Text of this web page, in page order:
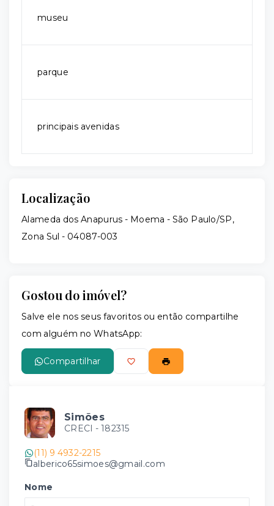
museu
parque
principais avenidas
Localização
Alameda dos Anapurus - Moema - São Paulo/SP,
Zona Sul - 04087-003
Gostou do imóvel?
Salve ele nos seus favoritos ou então compartilhe
com alguém no WhatsApp:
Compartilhar
Simões
CRECI - 182315
(11) 9 4932-2215
alberico65simoes@gmail.com
Nome